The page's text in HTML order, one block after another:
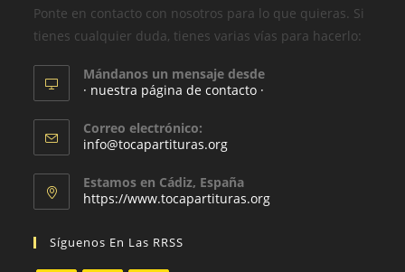
Ponte en contacto con nosotros para lo que quieras. Si
tienes cualquier duda, tienes varias vías para hacerlo:
Mándanos un mensaje desde
· nuestra página de contacto ·
Correo electrónico:
info@tocapartituras.org
Estamos en Cádiz, España
https://www.tocapartituras.org
Síguenos En Las RRSS